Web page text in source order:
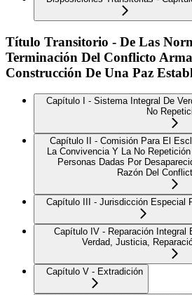
Título Transitorio - De Las
Terminación Del Conflicto
Construcción De Una Paz
Capítulo I - Sistema Integral De
No
Capítulo II - Comisión Para El
La Convivencia Y La No
Personas Dadas Por
Razón Del
Capítulo III - Jurisdicción Especial
Capítulo IV - Reparación Integral
Verdad, Justicia,
Capítulo V - Extradición